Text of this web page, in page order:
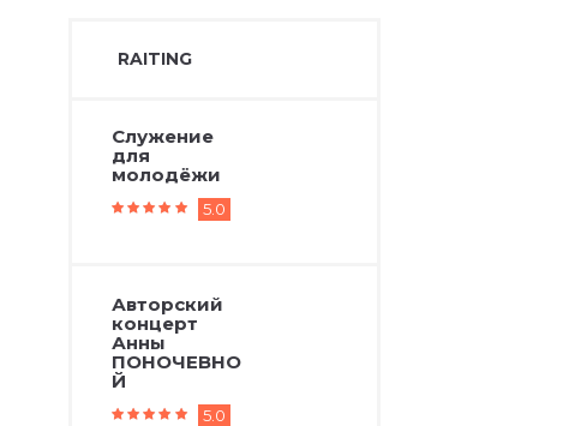
RAITING
Служение
для
молодёжи
5.0
Авторский
концерт
Анны
ПОНОЧЕВНО
Й
5.0